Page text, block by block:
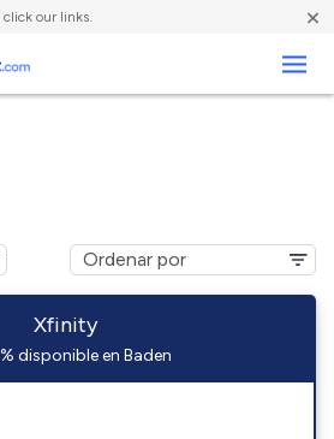
our links. ×
Xfinity
disponible en Baden